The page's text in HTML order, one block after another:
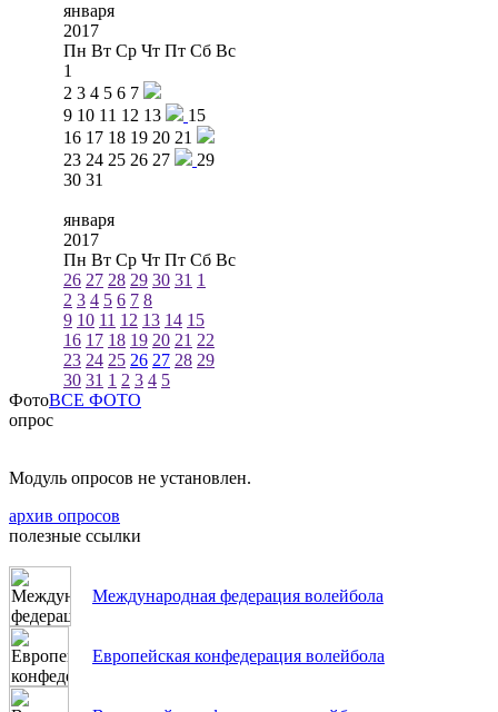
января
2017
Пн Вт Ср Чт Пт Сб Вс
1
2 3 4 5 6 7
9 10 11 12 13
15
16 17 18 19 20 21
23 24 25 26 27
29
30 31
января
2017
Пн Вт Ср Чт Пт Сб Вс
26 27 28 29 30 31 1
2 3 4 5 6 7 8
9 10 11 12 13 14 15
16 17 18 19 20 21 22
23 24 25 26 27 28 29
30 31 1 2 3 4 5
ФотоВСЕ ФОТО
опрос
Модуль опросов не установлен.
архив опросов
полезные ссылки
Международная федерация волейбола
Европейская конфедерация волейбола